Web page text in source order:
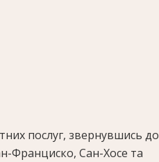
послуг, звернувшись до
Франциско, Сан-Хосе та